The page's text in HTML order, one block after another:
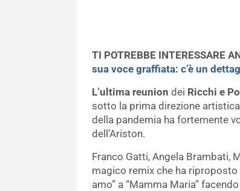
TI POTREBBE INTERESSARE
sua voce graffiata: c’è un
L’ultima reunion dei Ricchi e
sotto la prima direzione
della pandemia ha fortemente
dell’Ariston.
Franco Gatti, Angela Brambati,
magico remix che ha
amo” a “Mamma Maria”